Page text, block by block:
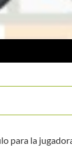
para la